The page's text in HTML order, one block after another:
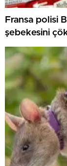
Fransa polisi
şebekesini